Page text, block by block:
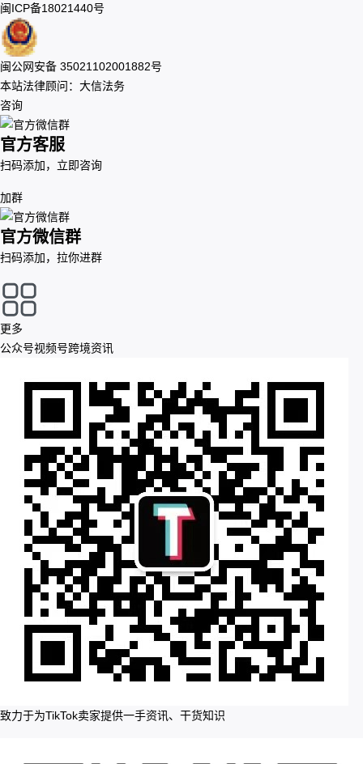
闽ICP备18021440号
闽公网安备 35021102001882号
本站法律顾问：大信法务
咨询
官方客服
扫码添加，立即咨询
加群
官方微信群
扫码添加，拉你进群
更多
公众号视频号跨境资讯
致力于为TikTok卖家提供一手资讯、干货知识